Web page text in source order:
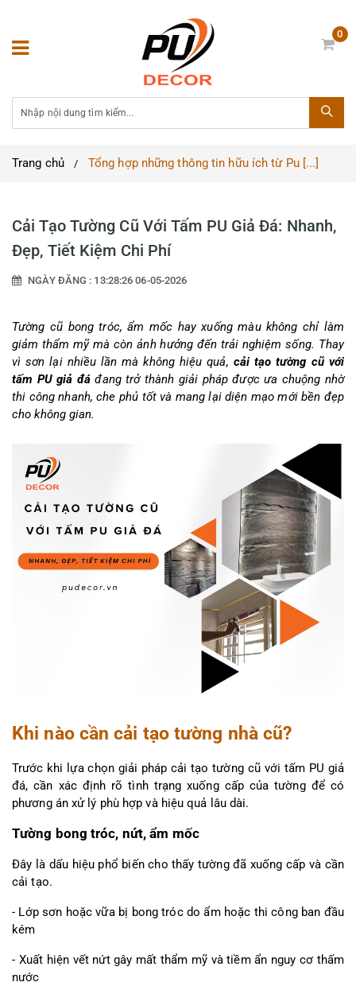
0
Trang chủ Tổng hợp những thông tin hữu ích từ Pu [...]
Cải Tạo Tường Cũ Với Tấm PU Giả Đá: Nhanh,
Đẹp, Tiết Kiệm Chi Phí
NGÀY ĐĂNG : 13:28:26 06-05-2026
Tường cũ bong tróc, ẩm mốc hay xuống màu không chỉ làm
giảm thẩm mỹ mà còn ảnh hưởng đến trải nghiệm sống. Thay
vì sơn lại nhiều lần mà không hiệu quả, cải tạo tường cũ với
tấm PU giả đá đang trở thành giải pháp được ưa chuộng nhờ
thi công nhanh, che phủ tốt và mang lại diện mạo mới bền đẹp
cho không gian.
Khi nào cần cải tạo tường nhà cũ?
Trước khi lựa chọn giải pháp cải tạo tường cũ với tấm PU giả
đá, cần xác định rõ tình trạng xuống cấp của tường để có
phương án xử lý phù hợp và hiệu quả lâu dài.
Tường bong tróc, nứt, ẩm mốc
Đây là dấu hiệu phổ biến cho thấy tường đã xuống cấp và cần
cải tạo.
- Lớp sơn hoặc vữa bị bong tróc do ẩm hoặc thi công ban đầu
kém
- Xuất hiện vết nứt gây mất thẩm mỹ và tiềm ẩn nguy cơ thấm
nước